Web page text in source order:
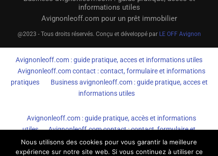
informations utiles
Avignonleoff.com pour un prêt immobilier
@2023 - Tous droits réservés. Conçu et développé par LE OFF Avignon
Avignonleoff.com : guide pratique, acces et informations utiles
Avignonleoff.com contact : contact, formulaire et informations
pratiques
Business avignonleoff.com : guide pratique, acces et
informations utiles
Avignonleoff.com : guide pratique, accès et informations
utiles
Avignonleoff.com contact : contact, formulaire et
informations pratiques
Business avignonleoff.com : guide
pratique, accès et informations utiles
Nous utilisons des cookies pour vous garantir la meilleure
expérience sur notre site web. Si vous continuez à utiliser ce